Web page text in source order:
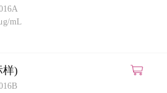
mL
样)